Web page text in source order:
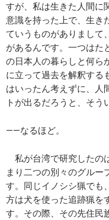
すが、私は生きた人間に
意識を持った上で、生き
ていうものがありまして
があるんです。一つはた
の日本人の暮らしと何ら
に立って過去を解釈する
はいったん考えずに、人
トが出るだろうと、そう
――なるほど。
私が台湾で研究したの
まり二つの別々のグルー
す。同じイノシシ猟でも
方は犬を使った追跡猟を
す。その際、その先住民